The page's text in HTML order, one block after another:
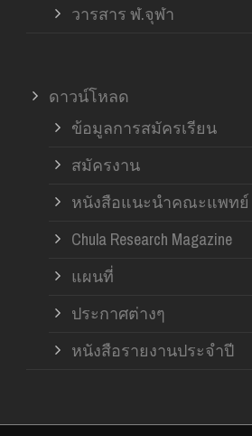
วารสาร ฬ.จุฬา
ดาวน์โหลด
ข้อมูลการสมัครเรียน
สมัครงาน
หนังสือแนะนำคณะแพทย์
Chula Research Magazine
แผนที่
ประกาศต่างๆ
หนังสือรายงานประจำปี